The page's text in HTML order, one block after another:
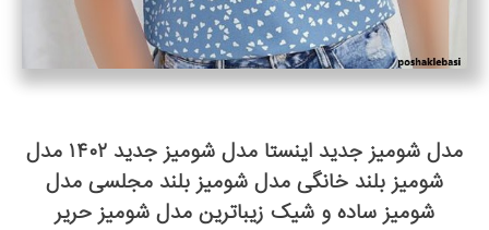
مدل شومیز جدید اینستا مدل شومیز جدید ۱۴۰۲ مدل
شومیز بلند خانگی مدل شومیز بلند مجلسی مدل
شومیز ساده و شیک زیباترین مدل شومیز حریر